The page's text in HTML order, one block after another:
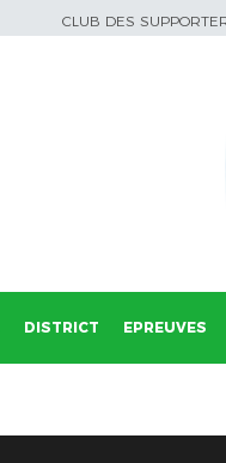
CLUB DES
DISTRICT EPREUVES